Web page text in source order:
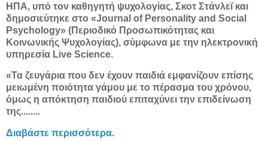
ΗΠΑ, υπό τον καθηγητή ψυχολογίας, Σκοτ Στάνλεϊ και
δημοσιεύτηκε στο «Journal of Personality and Social
Psychology» (Περιοδικό Προσωπικότητας και
Κοινωνικής Ψυχολογίας), σύμφωνα με την ηλεκτρονική
υπηρεσία Live Science.
«Τα ζευγάρια που δεν έχουν παιδιά εμφανίζουν επίσης
μειωμένη ποιότητα γάμου με το πέρασμα του χρόνου,
όμως η απόκτηση παιδιού επιταχύνει την επιδείνωση
της........
Διαβάστε περισσότερα.